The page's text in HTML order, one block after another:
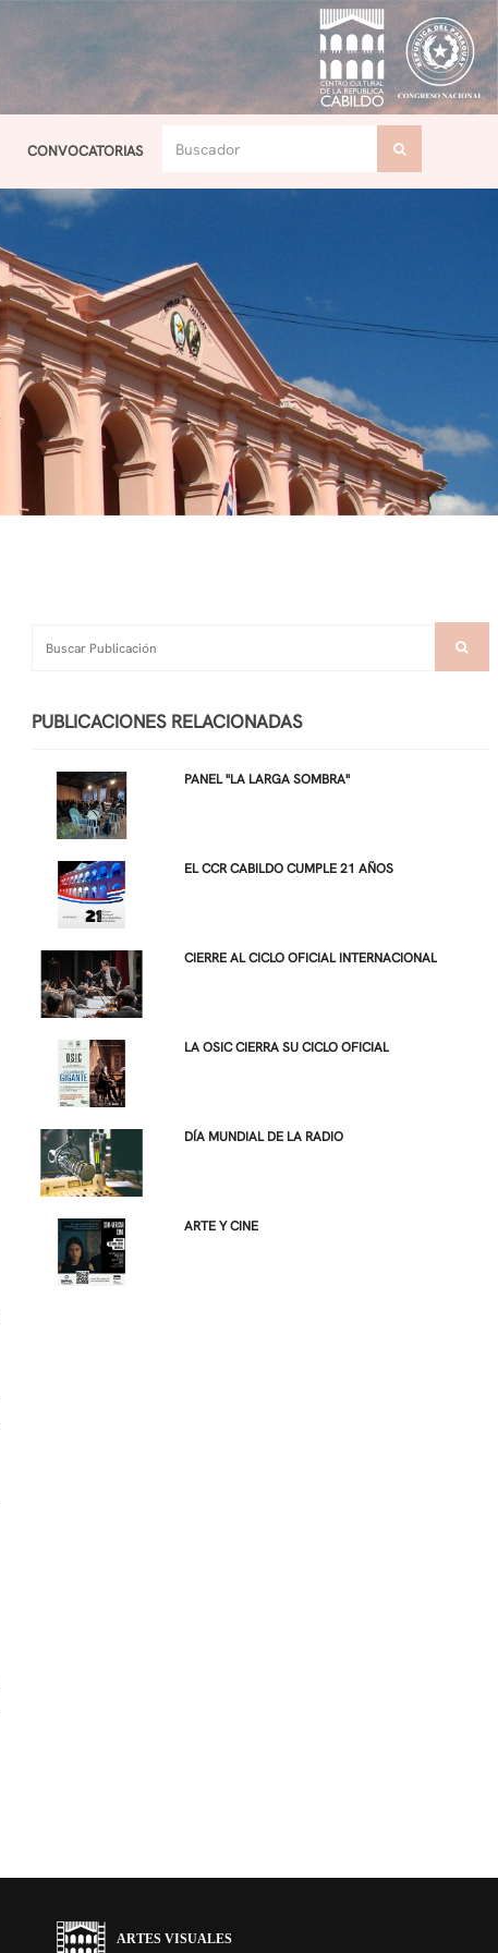
CONVOCATORIAS
PUBLICACIONES RELACIONADAS
PANEL "LA LARGA SOMBRA"
EL CCR CABILDO CUMPLE 21 AÑOS
CIERRE AL CICLO OFICIAL INTERNACIONAL
LA OSIC CIERRA SU CICLO OFICIAL
DÍA MUNDIAL DE LA RADIO
ARTE Y CINE
ARTES VISUALES